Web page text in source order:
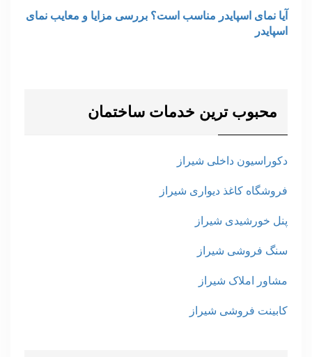
آیا نمای اسپایدر مناسب است؟ بررسی مزایا و معایب نمای
اسپایدر
محبوب ترین خدمات ساختمان
دکوراسیون داخلی شیراز
فروشگاه کاغذ دیواری شیراز
پنل خورشیدی شیراز
سنگ فروشی شیراز
مشاور املاک شیراز
کابینت فروشی شیراز